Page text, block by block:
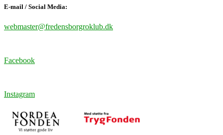
E-mail / Social Media:
webmaster@fredensborgroklub.dk
Facebook
Instagram